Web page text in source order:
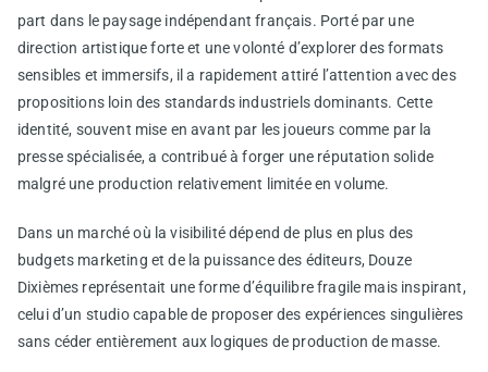
part dans le paysage indépendant français. Porté par une
direction artistique forte et une volonté d’explorer des formats
sensibles et immersifs, il a rapidement attiré l’attention avec des
propositions loin des standards industriels dominants. Cette
identité, souvent mise en avant par les joueurs comme par la
presse spécialisée, a contribué à forger une réputation solide
malgré une production relativement limitée en volume.
Dans un marché où la visibilité dépend de plus en plus des
budgets marketing et de la puissance des éditeurs, Douze
Dixièmes représentait une forme d’équilibre fragile mais inspirant,
celui d’un studio capable de proposer des expériences singulières
sans céder entièrement aux logiques de production de masse.